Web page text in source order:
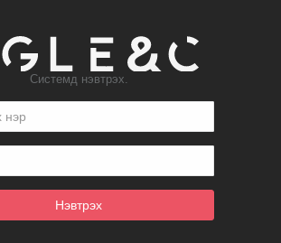
Системд нэвтрэх.
Нэвтрэх